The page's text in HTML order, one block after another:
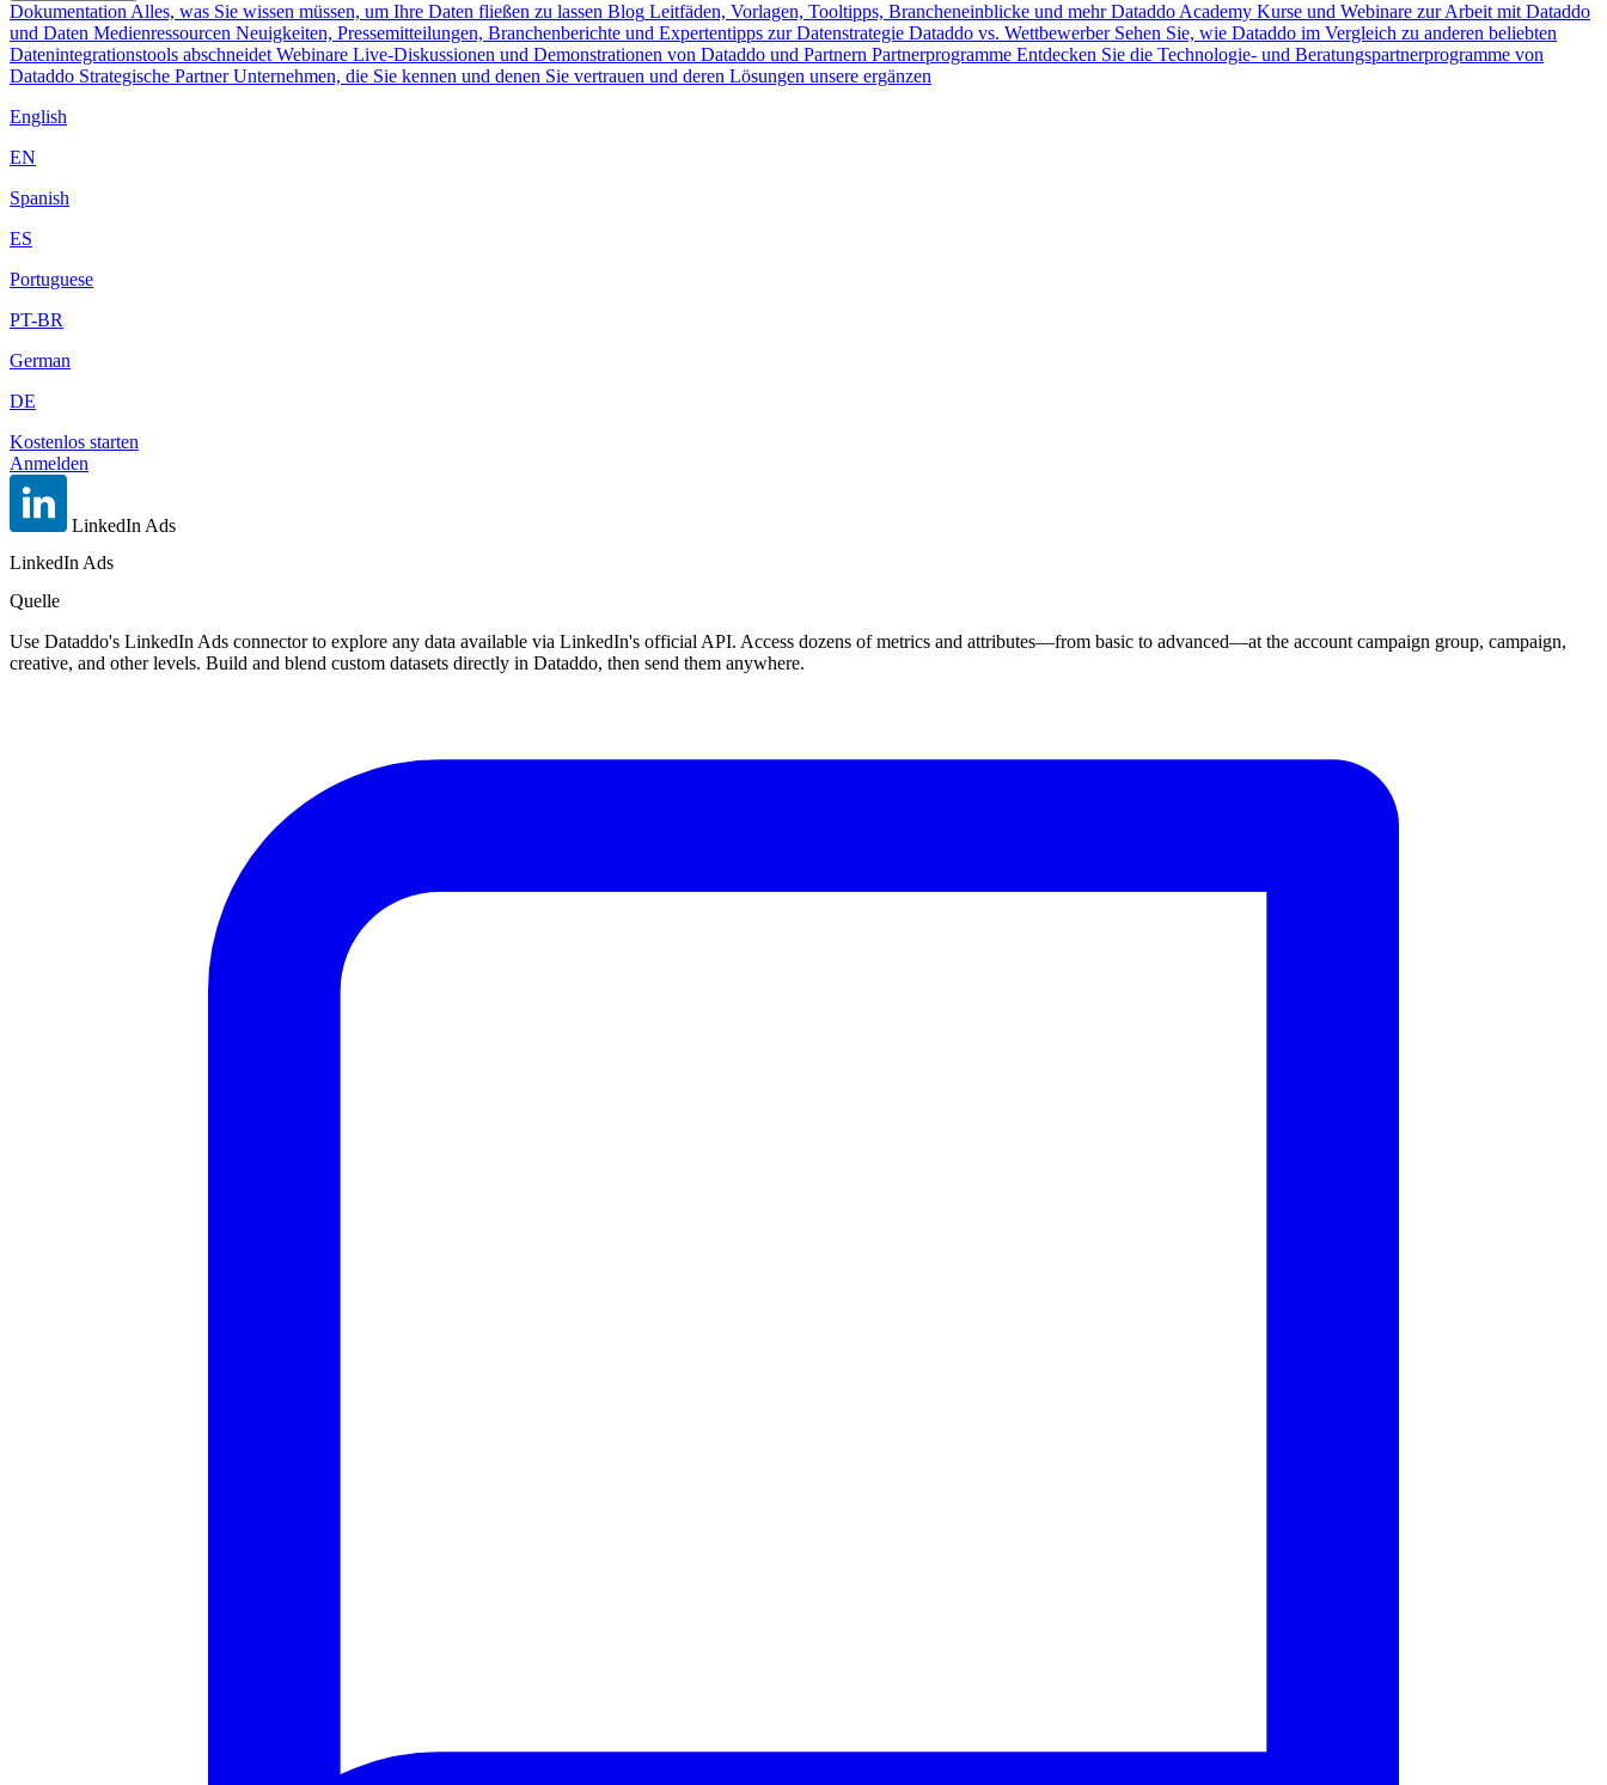
Dokumentation Alles, was Sie wissen müssen, um Ihre Daten fließen zu lassen Blog Leitfäden, Vorlagen, Tooltipps, Brancheneinblicke und mehr Dataddo Academy Kurse und Webinare zur Arbeit mit Dataddo
und Daten Medienressourcen Neuigkeiten, Pressemitteilungen, Branchenberichte und Expertentipps zur Datenstrategie Dataddo vs. Wettbewerber Sehen Sie, wie Dataddo im Vergleich zu anderen beliebten
Datenintegrationstools abschneidet Webinare Live-Diskussionen und Demonstrationen von Dataddo und Partnern Partnerprogramme Entdecken Sie die Technologie- und Beratungspartnerprogramme von
Dataddo Strategische Partner Unternehmen, die Sie kennen und denen Sie vertrauen und deren Lösungen unsere ergänzen
English
EN
Spanish
ES
Portuguese
PT-BR
German
DE
Kostenlos starten
Anmelden
LinkedIn Ads
LinkedIn Ads
Quelle
Use Dataddo's LinkedIn Ads connector to explore any data available via LinkedIn's official API. Access dozens of metrics and attributes—from basic to advanced—at the account campaign group, campaign,
creative, and other levels. Build and blend custom datasets directly in Dataddo, then send them anywhere.